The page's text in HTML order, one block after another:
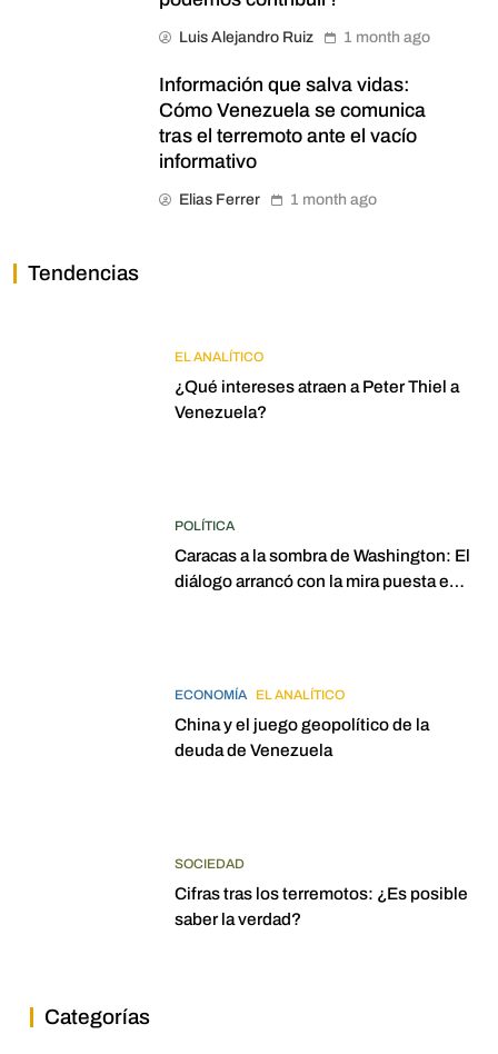
Luis Alejandro Ruiz 1 month ago
Información que salva vidas:
Cómo Venezuela se comunica
tras el terremoto ante el vacío
informativo
Elias Ferrer 1 month ago
Tendencias
EL ANALÍTICO
¿Qué intereses atraen a Peter Thiel a
Venezuela?
POLÍTICA
Caracas a la sombra de Washington: El
diálogo arrancó con la mira puesta en
ECONOMÍA EL ANALÍTICO
China y el juego geopolítico de la
deuda de Venezuela
SOCIEDAD
Cifras tras los terremotos: ¿Es posible
saber la verdad?
Categorías